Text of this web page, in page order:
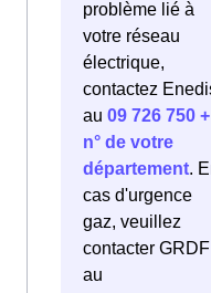
problème lié à
votre réseau
électrique,
contactez
au 09 726 750 +
n° de votre
département.
cas d'urgence
gaz, veuillez
contacter GRDF
au